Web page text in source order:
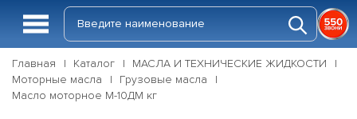
Главная Каталог
МАСЛА И ТЕХНИЧЕСКИЕ ЖИДКОСТИ
Моторные масла
Грузовые масла
Масло моторное М-10ДМ кг